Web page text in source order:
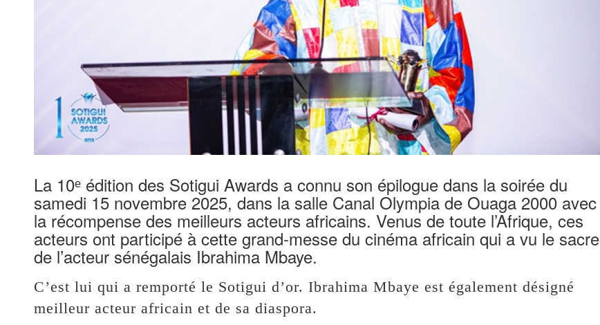
La 10ᵉ édition des Sotigui Awards a connu son épilogue dans la soirée du
samedi 15 novembre 2025, dans la salle Canal Olympia de Ouaga 2000 avec
la récompense des meilleurs acteurs africains. Venus de toute l’Afrique, ces
acteurs ont participé à cette grand-messe du cinéma africain qui a vu le sacre
de l’acteur sénégalais Ibrahima Mbaye.
C’est lui qui a remporté le Sotigui d’or. Ibrahima Mbaye est également désigné
meilleur acteur africain et de sa diaspora.